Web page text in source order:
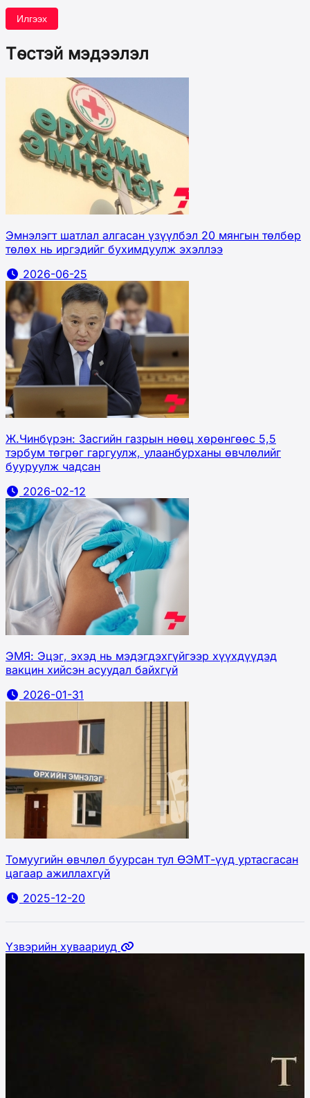
Илгээх
Төстэй мэдээлэл
Эмнэлэгт шатлал алгасан үзүүлбэл 20 мянгын төлбөр
төлөх нь иргэдийг бухимдуулж эхэллээ
2026-06-25
Ж.Чинбүрэн: Засгийн газрын нөөц хөрөнгөөс 5,5
тэрбум төгрөг гаргуулж, улаанбурханы өвчлөлийг
бууруулж чадсан
2026-02-12
ЭМЯ: Эцэг, эхэд нь мэдэгдэхгүйгээр хүүхдүүдэд
вакцин хийсэн асуудал байхгүй
2026-01-31
Томуугийн өвчлөл буурсан тул ӨЭМТ-үүд уртасгасан
цагаар ажиллахгүй
2025-12-20
Үзвэрийн хуваариуд